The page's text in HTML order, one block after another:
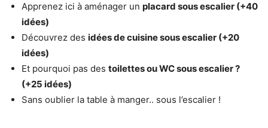
Apprenez ici à aménager un placard sous escalier (+40
idées)
Découvrez des idées de cuisine sous escalier (+20
idées)
Et pourquoi pas des toilettes ou WC sous escalier ?
(+25 idées)
Sans oublier la table à manger.. sous l’escalier !